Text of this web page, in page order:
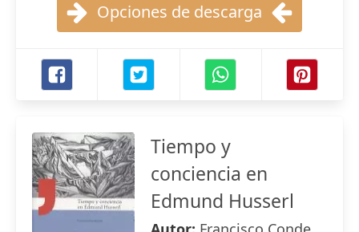
Opciones de descarga
Tiempo y
conciencia en
Edmund Husserl